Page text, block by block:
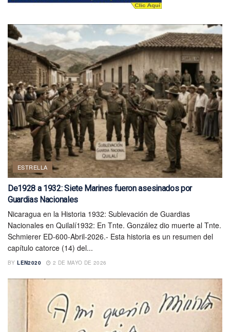
ESTRELLA
De1928 a 1932: Siete Marines fueron asesinados por
Guardias Nacionales
Nicaragua en la Historia 1932: Sublevación de Guardias
Nacionales en Quilalí1932: En Tnte. González dio muerte al Tnte.
Schmierer ED-600-Abril-2026.- Esta historia es un resumen del
capítulo catorce (14) del...
BY LEN2020 2 DE MAYO DE 2026